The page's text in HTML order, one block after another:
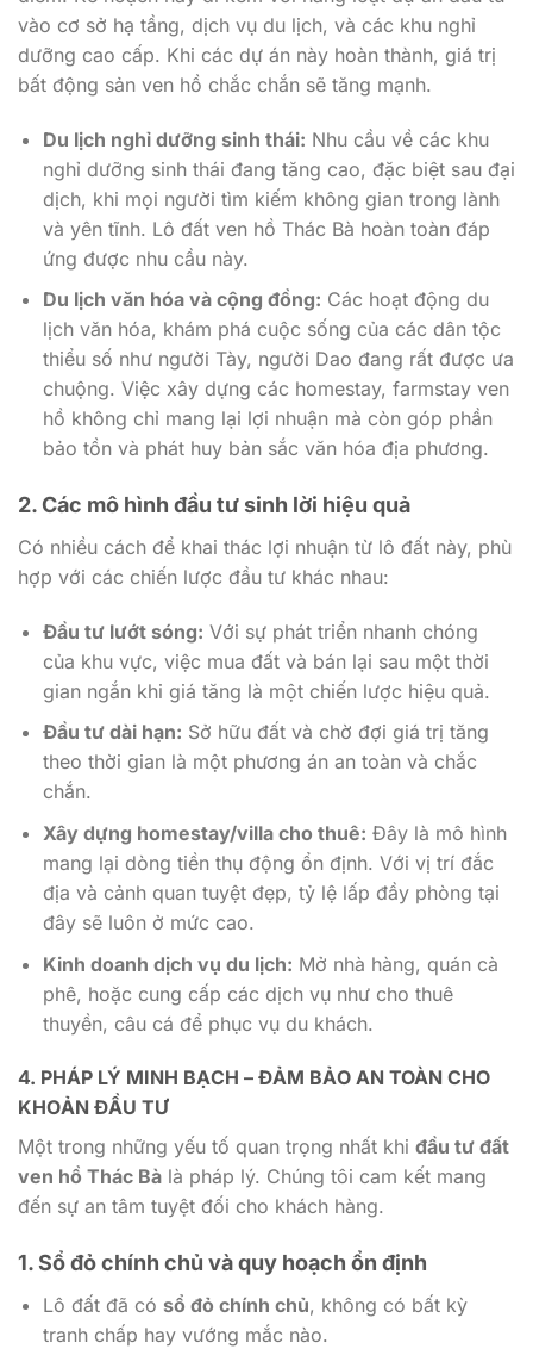
vào cơ sở hạ tầng, dịch vụ du lịch, và các khu nghỉ
dưỡng cao cấp. Khi các dự án này hoàn thành, giá trị
bất động sản ven hồ chắc chắn sẽ tăng mạnh.
Du lịch nghỉ dưỡng sinh thái: Nhu cầu về các khu
nghỉ dưỡng sinh thái đang tăng cao, đặc biệt sau đại
dịch, khi mọi người tìm kiếm không gian trong lành
và yên tĩnh. Lô đất ven hồ Thác Bà hoàn toàn đáp
ứng được nhu cầu này.
Du lịch văn hóa và cộng đồng: Các hoạt động du
lịch văn hóa, khám phá cuộc sống của các dân tộc
thiểu số như người Tày, người Dao đang rất được ưa
chuộng. Việc xây dựng các homestay, farmstay ven
hồ không chỉ mang lại lợi nhuận mà còn góp phần
bảo tồn và phát huy bản sắc văn hóa địa phương.
2. Các mô hình đầu tư sinh lời hiệu quả
Có nhiều cách để khai thác lợi nhuận từ lô đất này, phù
hợp với các chiến lược đầu tư khác nhau:
Đầu tư lướt sóng: Với sự phát triển nhanh chóng
của khu vực, việc mua đất và bán lại sau một thời
gian ngắn khi giá tăng là một chiến lược hiệu quả.
Đầu tư dài hạn: Sở hữu đất và chờ đợi giá trị tăng
theo thời gian là một phương án an toàn và chắc
chắn.
Xây dựng homestay/villa cho thuê: Đây là mô hình
mang lại dòng tiền thụ động ổn định. Với vị trí đắc
địa và cảnh quan tuyệt đẹp, tỷ lệ lấp đầy phòng tại
đây sẽ luôn ở mức cao.
Kinh doanh dịch vụ du lịch: Mở nhà hàng, quán cà
phê, hoặc cung cấp các dịch vụ như cho thuê
thuyền, câu cá để phục vụ du khách.
4. PHÁP LÝ MINH BẠCH – ĐẢM BẢO AN TOÀN CHO
KHOẢN ĐẦU TƯ
Một trong những yếu tố quan trọng nhất khi đầu tư đất
ven hồ Thác Bà là pháp lý. Chúng tôi cam kết mang
đến sự an tâm tuyệt đối cho khách hàng.
1. Sổ đỏ chính chủ và quy hoạch ổn định
Lô đất đã có sổ đỏ chính chủ, không có bất kỳ
tranh chấp hay vướng mắc nào.